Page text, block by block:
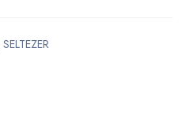
SELTEZER